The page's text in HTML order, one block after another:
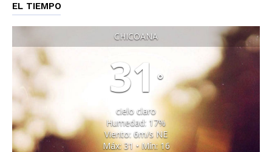
EL TIEMPO
CHICOANA
31 °
cielo claro
Humedad: 17%
Viento: 6m/s NE
Máx: 31 • Mín: 16